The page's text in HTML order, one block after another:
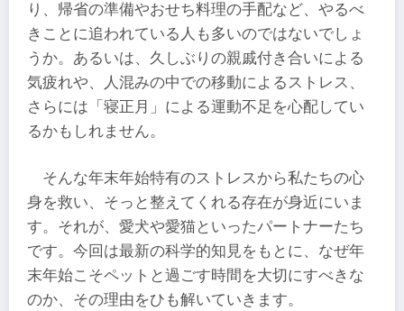
り、帰省の準備やおせち料理の手配など、やるべ
きことに追われている人も多いのではないでしょ
うか。あるいは、久しぶりの親戚付き合いによる
気疲れや、人混みの中での移動によるストレス、
さらには「寝正月」による運動不足を心配してい
るかもしれません。
そんな年末年始特有のストレスから私たちの心
身を救い、そっと整えてくれる存在が身近にいま
す。それが、愛犬や愛猫といったパートナーたち
です。今回は最新の科学的知見をもとに、なぜ年
末年始こそペットと過ごす時間を大切にすべきな
のか、その理由をひも解いていきます。